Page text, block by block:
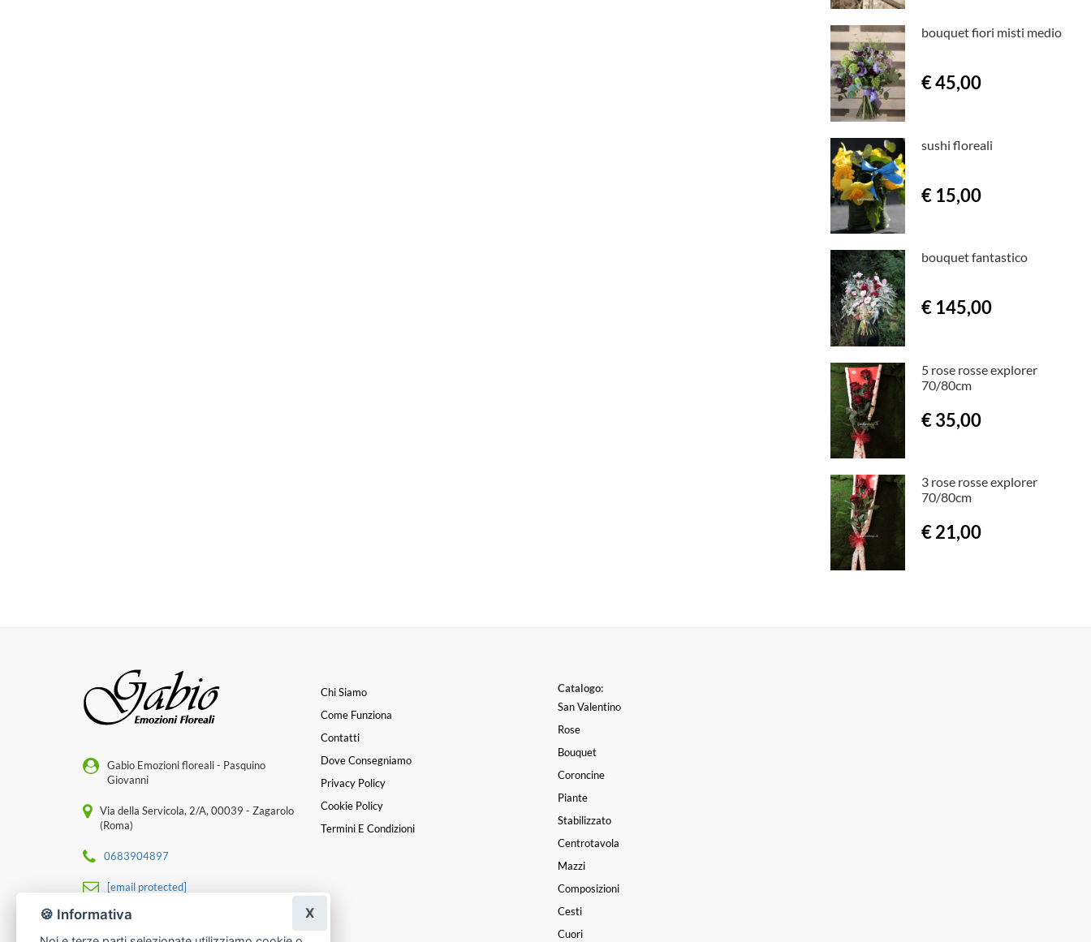
bouquet fiori misti medio
€ 45,00
sushi floreali
€ 15,00
bouquet fantastico
€ 145,00
5 rose rosse explorer
70/80cm
€ 35,00
3 rose rosse explorer
70/80cm
€ 21,00
Gabio Emozioni floreali - Pasquino
Giovanni
Via della Servicola, 2/A, 00039 - Zagarolo
(Roma)
0683904897
[email protected]
P. IVA 14307911009
Chi Siamo
Come Funziona
Contatti
Dove Consegniamo
Privacy Policy
Cookie Policy
Termini E Condizioni
Catalogo:
San Valentino
Rose
Bouquet
Coroncine
Piante
Stabilizzato
Centrotavola
Mazzi
Composizioni
Cesti
Cuori
🍪 Informativa X